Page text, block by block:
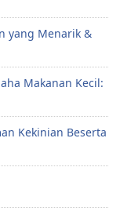
yang Menarik &
Makanan Kecil:
Kekinian Beserta